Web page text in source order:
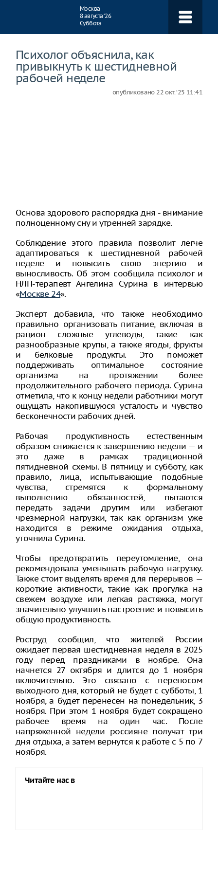
Москва
8 августа ‘26
Суббота
Психолог объяснила, как
привыкнуть к шестидневной
рабочей неделе
опубликовано 22 окт. ‘25 11:41
Основа здорового распорядка дня - внимание
полноценному сну и утренней зарядке.
Соблюдение этого правила позволит легче
адаптироваться к шестидневной рабочей
неделе и повысить свою энергию и
выносливость. Об этом сообщила психолог и
НЛП-терапевт Ангелина Сурина в интервью
«Москве 24».
Эксперт добавила, что также необходимо
правильно организовать питание, включая в
рацион сложные углеводы, такие как
разнообразные крупы, а также ягоды, фрукты
и белковые продукты. Это поможет
поддерживать оптимальное состояние
организма на протяжении более
продолжительного рабочего периода. Сурина
отметила, что к концу недели работники могут
ощущать накопившуюся усталость и чувство
бесконечности рабочих дней.
Рабочая продуктивность естественным
образом снижается к завершению недели — и
это даже в рамках традиционной
пятидневной схемы. В пятницу и субботу, как
правило, лица, испытывающие подобные
чувства, стремятся к формальному
выполнению обязанностей, пытаются
передать задачи другим или избегают
чрезмерной нагрузки, так как организм уже
находится в режиме ожидания отдыха,
уточнила Сурина.
Чтобы предотвратить переутомление, она
рекомендовала уменьшать рабочую нагрузку.
Также стоит выделять время для перерывов —
короткие активности, такие как прогулка на
свежем воздухе или легкая растяжка, могут
значительно улучшить настроение и повысить
общую продуктивность.
Роструд сообщил, что жителей России
ожидает первая шестидневная неделя в 2025
году перед праздниками в ноябре. Она
начнется 27 октября и длится до 1 ноября
включительно. Это связано с переносом
выходного дня, который не будет с субботы, 1
ноября, а будет перенесен на понедельник, 3
ноября. При этом 1 ноября будет сокращено
рабочее время на один час. После
напряженной недели россияне получат три
дня отдыха, а затем вернутся к работе с 5 по 7
ноября.
Читайте нас в